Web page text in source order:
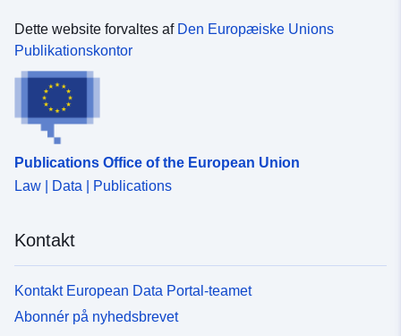
Dette website forvaltes af Den Europæiske Unions
Publikationskontor
Publications Office of the European Union
Law | Data | Publications
Kontakt
Kontakt European Data Portal-teamet
Abonnér på nyhedsbrevet